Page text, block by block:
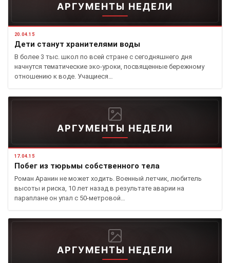
АРГУМЕНТЫ НЕДЕЛИ
20.04.15
Дети станут хранителями воды
В более 3 тыс. школ по всей стране с сегодняшнего дня
начнутся тематические эко-уроки, посвященные бережному
отношению к воде. Учащиеся…
АРГУМЕНТЫ НЕДЕЛИ
17.04.15
Побег из тюрьмы собственного тела
Роман Аранин не может ходить. Военный летчик, любитель
высоты и риска, 10 лет назад в результате аварии на
параплане он упал с 50-метровой…
АРГУМЕНТЫ НЕДЕЛИ